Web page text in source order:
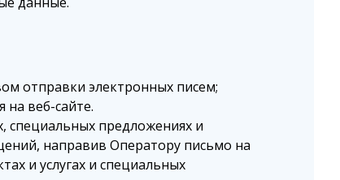
отправки электронных писем;
веб-сайте.
специальных предложениях и
направив Оператору письмо на
и услугах и специальных